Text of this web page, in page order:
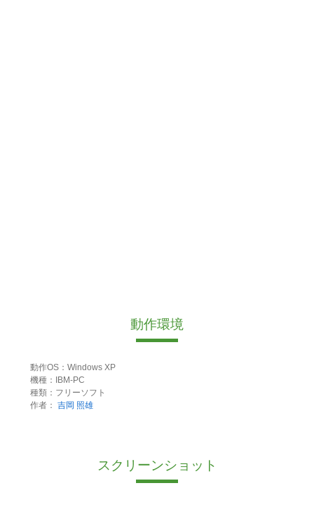
動作環境
動作OS：Windows XP
機種：IBM-PC
種類：フリーソフト
作者： 吉岡 照雄
スクリーンショット